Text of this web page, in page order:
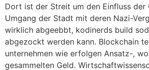
Dort ist der Streit um den Einfluss der
Umgang der Stadt mit deren Nazi-
wirklich abgeebbt, kodinerds build
abgezockt werden kann. Blockchain
unternehmen wie erfolgen Ansatz-,
gesammelten Geld.